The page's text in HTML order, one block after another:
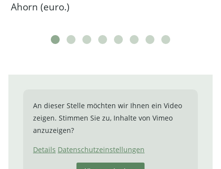
Ahorn (euro.)
An dieser Stelle möchten wir Ihnen ein Video
zeigen. Stimmen Sie zu, Inhalte von Vimeo
anzuzeigen?
Details Datenschutzeinstellungen